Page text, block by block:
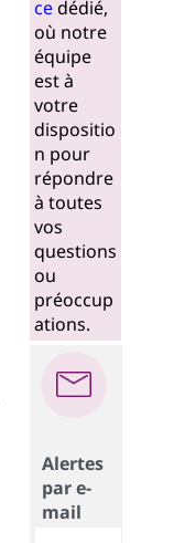
cedédié,
où notre
équipe
est à
votre
dispositio
n pour
répondre
à toutes
vos
questions
ou
préoccup
ations.
Alertes
par e-
mail